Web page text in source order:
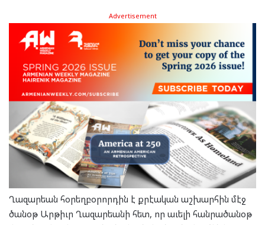
Advertisement
Ղազարեան հօրեղբօրորդին է քրէական աշխարհին մէջ
ծանօթ Արթիւր Ղազարեանի հետ, որ աւելի հանրածանօթ